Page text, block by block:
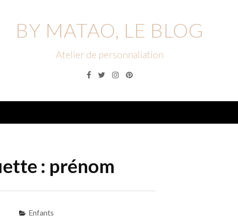
BY MATAO, LE BLOG
Atelier de personnaliation
Facebook
TwitterInstagram
Pinterest
: prénom
Enfants